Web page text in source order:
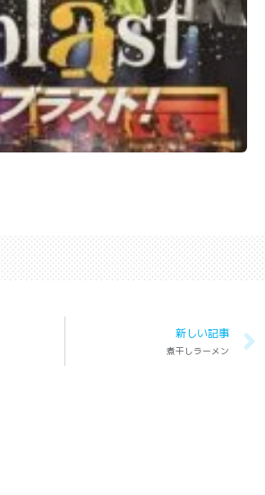
新しい記事
煮干しラーメン